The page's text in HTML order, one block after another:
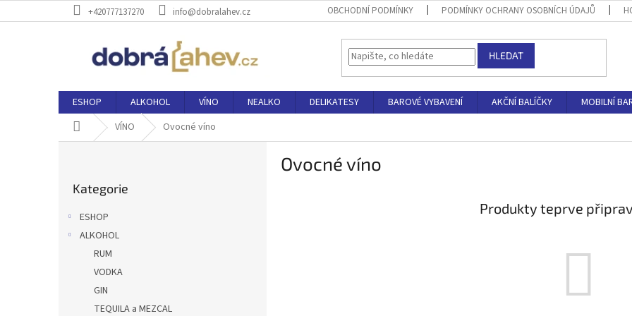
na
+420777137270 info@dobralahev.cz OBCHODNÍ PODMÍNKY PODMÍNKY OCHRANY OSOBNÍCH ÚDAJŮ
HLEDAT
ESHOP ALKOHOL VÍNO NEALKO DELIKATESY BAROVÉ VYBAVENÍ AKČNÍ BALÍČKY MOBILNÍ
Domů VÍNO Ovocné víno
kategorie
Kategorie
ESHOP
ALKOHOL
RUM
VODKA
GIN
TEQUILA a MEZCAL
Ovocné víno
Produkty teprve